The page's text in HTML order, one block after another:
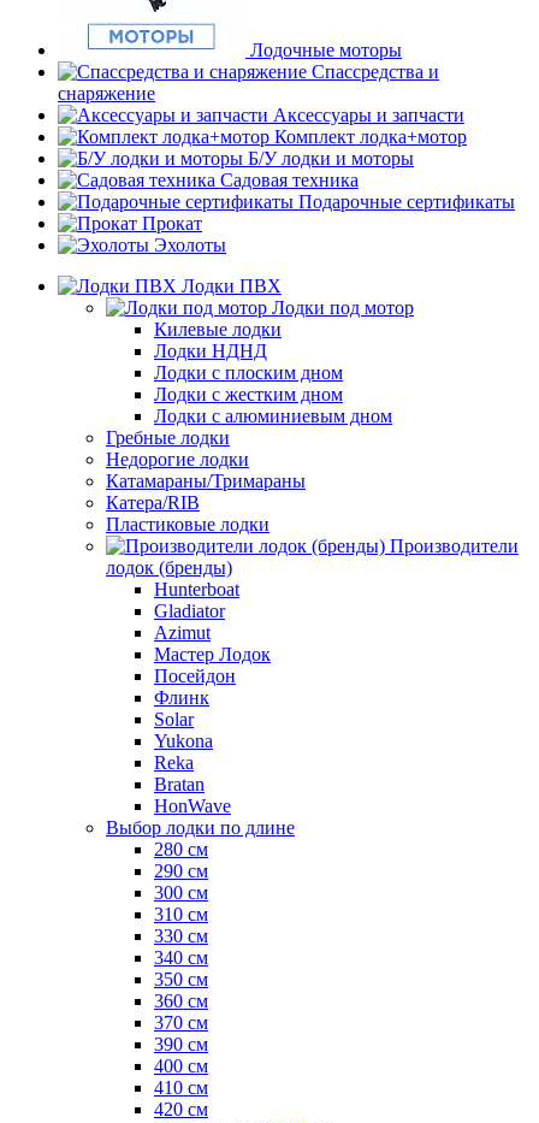
Лодочные моторы
Спассредства и
снаряжение
Аксессуары и запчасти
Комплект лодка+мотор
Б/У лодки и моторы
Садовая техника
Подарочные сертификаты
Прокат
Эхолоты
Лодки ПВХ
Лодки под мотор
Килевые лодки
Лодки НДНД
Лодки с плоским дном
Лодки с жестким дном
Лодки с алюминиевым дном
Гребные лодки
Недорогие лодки
Катамараны/Тримараны
Катера/RIB
Пластиковые лодки
Производители
лодок (бренды)
Hunterboat
Gladiator
Azimut
Мастер Лодок
Посейдон
Флинк
Solar
Yukona
Reka
Bratan
HonWave
Выбор лодки по длине
280 см
290 см
300 см
310 см
330 см
340 см
350 см
360 см
370 см
390 см
400 см
410 см
420 см